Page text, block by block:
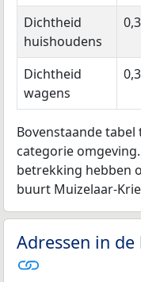
Dichtheid
huishoudens
0,3
Dichtheid
wagens
Bovenstaande
categorie
betrekking hebben
buurt Muizelaar-
Adressen in